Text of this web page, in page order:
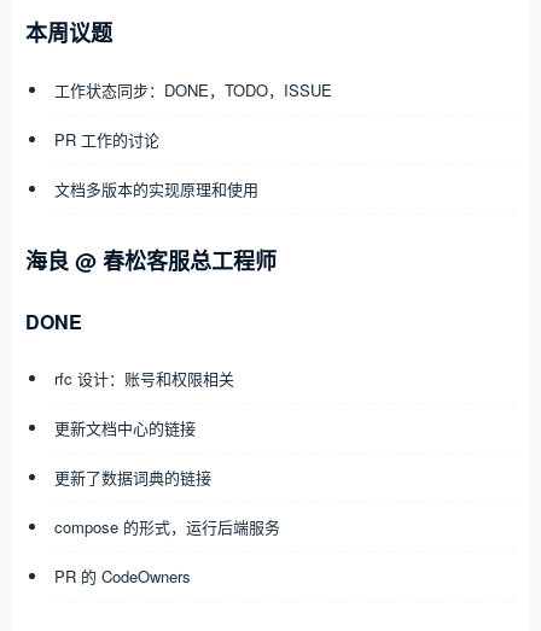
本周议题
工作状态同步：DONE，TODO，ISSUE
PR 工作的讨论
文档多版本的实现原理和使用
海良 @ 春松客服总工程师
DONE
rfc 设计：账号和权限相关
更新文档中心的链接
更新了数据词典的链接
compose 的形式，运行后端服务
PR 的 CodeOwners